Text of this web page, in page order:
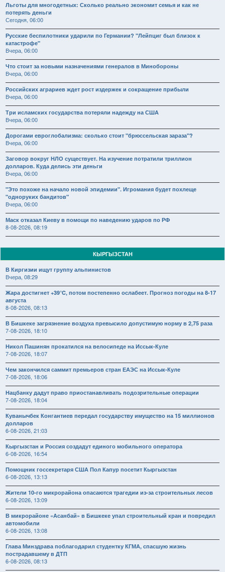
Льготы для многодетных: Сколько реально экономит семья и как не
потерять деньги
Сегодня, 06:00
Русские беспилотники ударили по Германии? "Лейпциг был близок к
катастрофе"
Вчера, 06:00
Что стоит за новыми назначениями генералов в Минобороны
Вчера, 06:00
Российских аграриев ждет рост издержек и сокращение прибыли
Вчера, 06:00
Три исламских государства потеряли надежду на США
Вчера, 06:00
Дорогами евроглобализма: сколько стоит "брюссельская зараза"?
Вчера, 06:00
Заговор вокруг НЛО существует. На изучение потратили триллион
долларов. Куда делись эти деньги
Вчера, 06:00
"Это похоже на начало новой эпидемии". Игромания будет похлеще
"одноруких бандитов"
Вчера, 06:00
Маск отказал Киеву в помощи по наведению ударов по РФ
8-08-2026, 08:19
КЫРГЫЗСТАН
В Киргизии ищут группу альпинистов
Вчера, 08:29
Жара достигнет +39°C, потом постепенно ослабеет. Прогноз погоды на 8-17
августа
8-08-2026, 08:13
В Бишкеке загрязнение воздуха превысило допустимую норму в 2,75 раза
7-08-2026, 18:10
Никол Пашинян прокатился на велосипеде на Иссык-Куле
7-08-2026, 18:07
Чем закончился саммит премьеров стран ЕАЭС на Иссык-Куле
7-08-2026, 18:06
Нацбанку дадут право приостанавливать подозрительные операции
7-08-2026, 18:04
Куванычбек Конгантиев передал государству имущество на 15 миллионов
долларов
6-08-2026, 21:03
Кыргызстан и Россия создадут единого мобильного оператора
6-08-2026, 16:54
Помощник госсекретаря США Пол Капур посетит Кыргызстан
6-08-2026, 13:13
Жители 10-го микрорайона опасаются трагедии из-за строительных лесов
6-08-2026, 13:09
В микрорайоне «Асанбай» в Бишкеке упал строительный кран и повредил
автомобили
6-08-2026, 13:08
Глава Минздрава поблагодарил студентку КГМА, спасшую жизнь
пострадавшему в ДТП
6-08-2026, 08:13